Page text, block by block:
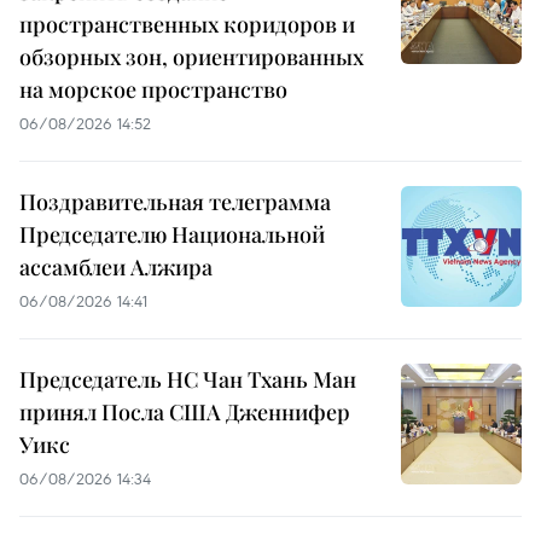
пространственных коридоров и
обзорных зон, ориентированных
на морское пространство
06/08/2026 14:52
Поздравительная телеграмма
Председателю Национальной
ассамблеи Алжира
06/08/2026 14:41
Председатель НС Чан Тхань Ман
принял Посла США Дженнифер
Уикс
06/08/2026 14:34